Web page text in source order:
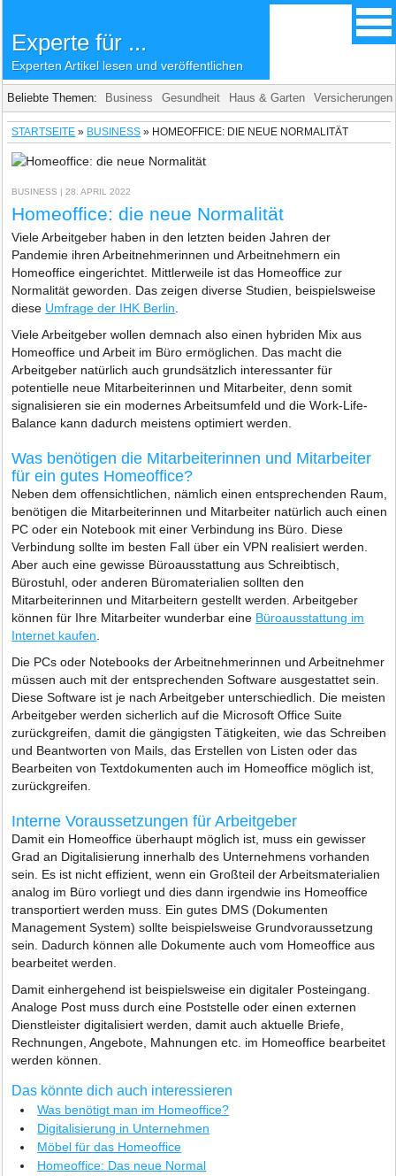
Experte für ...
Experten Artikel lesen und veröffentlichen
Beliebte Themen: Business Gesundheit Haus & Garten Versicherungen
STARTSEITE » BUSINESS » HOMEOFFICE: DIE NEUE NORMALITÄT
BUSINESS | 28. APRIL 2022
Homeoffice: die neue Normalität
Viele Arbeitgeber haben in den letzten beiden Jahren der
Pandemie ihren Arbeitnehmerinnen und Arbeitnehmern ein
Homeoffice eingerichtet. Mittlerweile ist das Homeoffice zur
Normalität geworden. Das zeigen diverse Studien, beispielsweise
diese Umfrage der IHK Berlin
Viele Arbeitgeber wollen demnach also einen hybriden Mix aus
Homeoffice und Arbeit im Büro ermöglichen. Das macht die
Arbeitgeber natürlich auch grundsätzlich interessanter für
potentielle neue Mitarbeiterinnen und Mitarbeiter, denn somit
signalisieren sie ein modernes Arbeitsumfeld und die Work-Life-
Balance kann dadurch meistens optimiert werden.
Was benötigen die Mitarbeiterinnen und Mitarbeiter
für ein gutes Homeoffice?
Neben dem offensichtlichen, nämlich einen entsprechenden Raum,
benötigen die Mitarbeiterinnen und Mitarbeiter natürlich auch einen
PC oder ein Notebook mit einer Verbindung ins Büro. Diese
Verbindung sollte im besten Fall über ein VPN realisiert werden.
Aber auch eine gewisse Büroausstattung aus Schreibtisch,
Bürostuhl, oder anderen Büromaterialien sollten den
Mitarbeiterinnen und Mitarbeitern gestellt werden. Arbeitgeber
können für Ihre Mitarbeiter wunderbar eine Büroausstattung im
Internet kaufen
Die PCs oder Notebooks der Arbeitnehmerinnen und Arbeitnehmer
müssen auch mit der entsprechenden Software ausgestattet sein.
Diese Software ist je nach Arbeitgeber unterschiedlich. Die meisten
Arbeitgeber werden sicherlich auf die Microsoft Office Suite
zurückgreifen, damit die gängigsten Tätigkeiten, wie das Schreiben
und Beantworten von Mails, das Erstellen von Listen oder das
Bearbeiten von Textdokumenten auch im Homeoffice möglich ist,
zurückgreifen.
Interne Voraussetzungen für Arbeitgeber
Damit ein Homeoffice überhaupt möglich ist, muss ein gewisser
Grad an Digitalisierung innerhalb des Unternehmens vorhanden
sein. Es ist nicht effizient, wenn ein Großteil der Arbeitsmaterialien
analog im Büro vorliegt und dies dann irgendwie ins Homeoffice
transportiert werden muss. Ein gutes DMS (Dokumenten
Management System) sollte beispielsweise Grundvoraussetzung
sein. Dadurch können alle Dokumente auch vom Homeoffice aus
bearbeitet werden.
Damit einhergehend ist beispielsweise ein digitaler Posteingang.
Analoge Post muss durch eine Poststelle oder einen externen
Dienstleister digitalisiert werden, damit auch aktuelle Briefe,
Rechnungen, Angebote, Mahnungen etc. im Homeoffice bearbeitet
werden können.
Das könnte dich auch interessieren
Was benötigt man im Homeoffice?
Digitalisierung in Unternehmen
Möbel für das Homeoffice
Homeoffice: Das neue Normal